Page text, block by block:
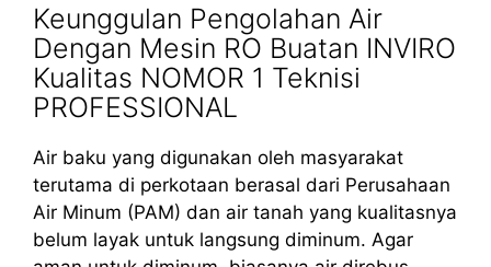
Keunggulan Pengolahan Air
Dengan Mesin RO Buatan INVIRO
Kualitas NOMOR 1 Teknisi
PROFESSIONAL
Air baku yang digunakan oleh masyarakat
terutama di perkotaan berasal dari Perusahaan
Air Minum (PAM) dan air tanah yang kualitasnya
belum layak untuk langsung diminum. Agar